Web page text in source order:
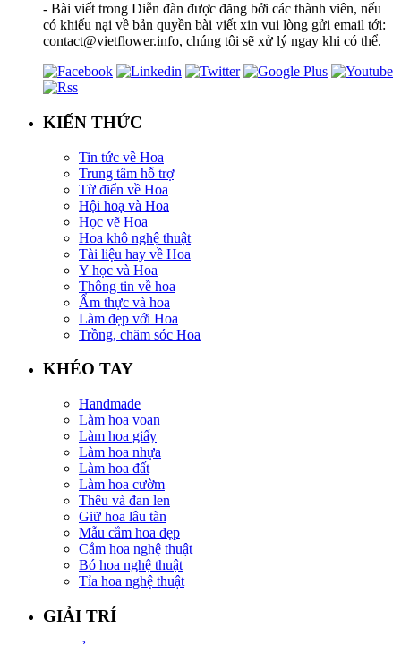
- Bài viết trong Diễn đàn được đăng bởi các thành viên, nếu
có khiếu nại về bản quyền bài viết xin vui lòng gửi email tới:
contact@vietflower.info, chúng tôi sẽ xử lý ngay khi có thể.
KIẾN THỨC
Tin tức về Hoa
Trung tâm hỗ trợ
Từ điển về Hoa
Hội hoạ và Hoa
Học vẽ Hoa
Hoa khô nghệ thuật
Tài liệu hay về Hoa
Y học và Hoa
Thông tin về hoa
Ẩm thực và hoa
Làm đẹp với Hoa
Trồng, chăm sóc Hoa
KHÉO TAY
Handmade
Làm hoa voan
Làm hoa giấy
Làm hoa nhựa
Làm hoa đất
Làm hoa cườm
Thêu và đan len
Giữ hoa lâu tàn
Mẫu cắm hoa đẹp
Cắm hoa nghệ thuật
Bó hoa nghệ thuật
Tỉa hoa nghệ thuật
GIẢI TRÍ